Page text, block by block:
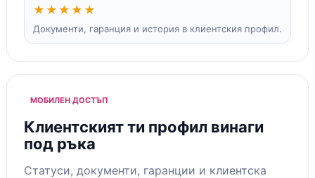
★★★★★
Документи, гаранция и история в клиентския профил.
МОБИЛЕН ДОСТЪП
Клиентският ти профил винаги
под ръка
Статуси, документи, гаранции и клиентска